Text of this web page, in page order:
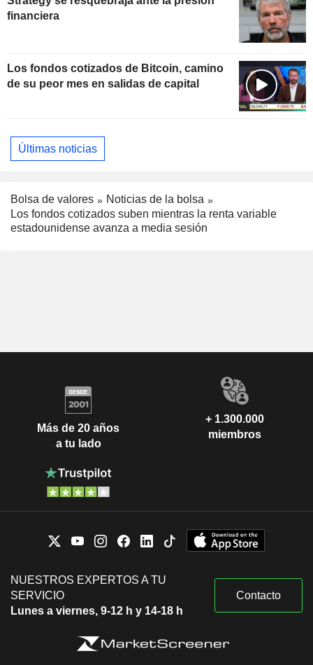
financiera
Los fondos cotizados de Bitcoin, camino
de su peor mes en salidas de capital
Últimas noticias
Bolsa de valores
Noticias de la bolsa
Los fondos cotizados suben mientras la renta variable
estadounidense avanza a media sesión
Más de 20 años
a tu lado
+ 1.300.000
miembros
NUESTROS EXPERTOS A TU
SERVICIO
Lunes a viernes, 9-12 h y 14-18 h
Contacto